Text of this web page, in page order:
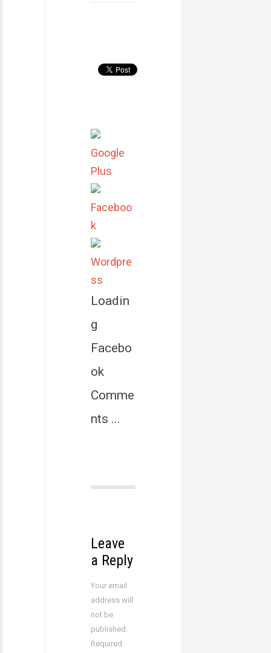
Google
Plus
Faceboo
k
Wordpre
ss
Loadin
g
Facebo
ok
Comme
nts ...
Leave
a Reply
Your email
address will
not be
published.
Required